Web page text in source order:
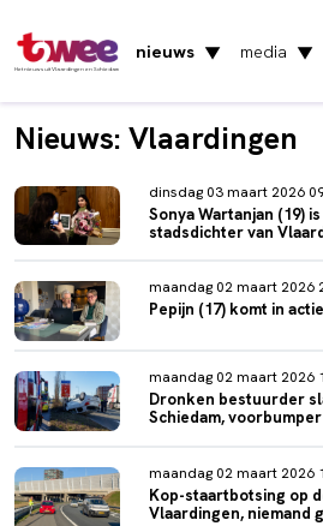
Het nieuws uit Vlaardingen en Schiedam
nieuws ▼ media ▼
Nieuws: Vlaardingen
dinsdag 03 maart 2026
Sonya Wartanjan (19)
stadsdichter van
maandag 02 maart 2026
Pepijn (17) komt in
maandag 02 maart 2026
Dronken bestuurder
Schiedam,
maandag 02 maart 2026
Kop-staartbotsing op
Vlaardingen, niemand